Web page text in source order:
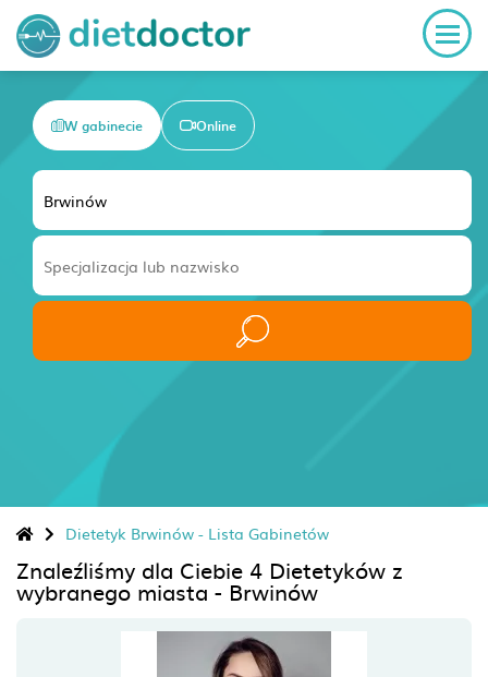
W gabinecie Online
Dietetyk Brwinów - Lista Gabinetów
Znaleźliśmy dla Ciebie 4 Dietetyków z
wybranego miasta - Brwinów